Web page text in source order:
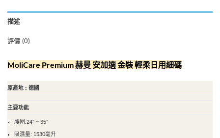
描述
評價 (0)
MoliCare Premium 赫曼 安加適 金裝 輕柔日用細碼
原產地 : 德國
主要功能
腰圍:24″ ~ 35″
吸濕量: 1530毫升